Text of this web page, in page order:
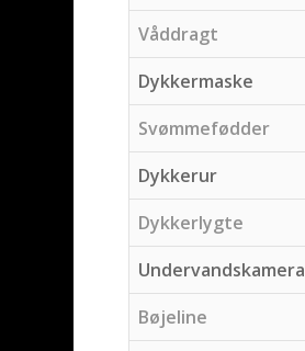
Våddragt
Dykkermaske
Svømmefødder
Dykkerur
Dykkerlygte
Undervandskamera
Bøjeline